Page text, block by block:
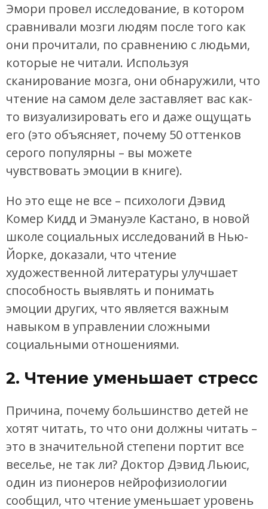
Эмори провел исследование, в котором
сравнивали мозги людям после того как
они прочитали, по сравнению с людьми,
которые не читали. Используя
сканирование мозга, они обнаружили, что
чтение на самом деле заставляет вас как-
то визуализировать его и даже ощущать
его (это объясняет, почему 50 оттенков
серого популярны – вы можете
чувствовать эмоции в книге).
Но это еще не все – психологи Дэвид
Комер Кидд и Эмануэле Кастано, в новой
школе социальных исследований в Нью-
Йорке, доказали, что чтение
художественной литературы улучшает
способность выявлять и понимать
эмоции других, что является важным
навыком в управлении сложными
социальными отношениями.
2. Чтение уменьшает стресс
Причина, почему большинство детей не
хотят читать, то что они должны читать –
это в значительной степени портит все
веселье, не так ли? Доктор Дэвид Льюис,
один из пионеров нейрофизиологии
сообщил, что чтение уменьшает уровень